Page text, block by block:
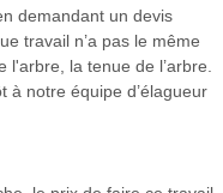
demandant un devis
travail n’a pas le même
la tenue de l’arbre.
à notre équipe d’élagueur